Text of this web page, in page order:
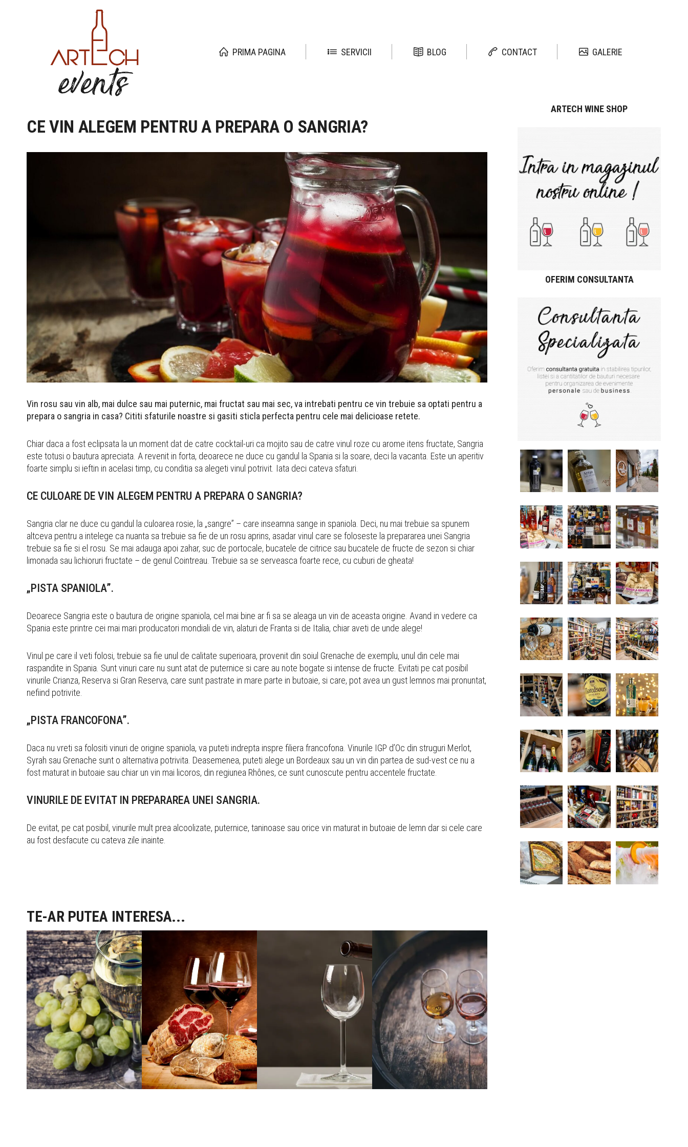
PRIMA PAGINA SERVICII BLOG CONTACT GALERIE
CE VIN ALEGEM PENTRU A PREPARA O SANGRIA?
Vin rosu sau vin alb, mai dulce sau mai puternic, mai fructat sau mai sec, va intrebati pentru ce vin trebuie sa optati pentru a
prepara o sangria in casa? Cititi sfaturile noastre si gasiti sticla perfecta pentru cele mai delicioase retete.
Chiar daca a fost eclipsata la un moment dat de catre cocktail-uri ca mojito sau de catre vinul roze cu arome itens fructate, Sangria
este totusi o bautura apreciata. A revenit in forta, deoarece ne duce cu gandul la Spania si la soare, deci la vacanta. Este un aperitiv
foarte simplu si ieftin in acelasi timp, cu conditia sa alegeti vinul potrivit. Iata deci cateva sfaturi.
CE CULOARE DE VIN ALEGEM PENTRU A PREPARA O SANGRIA?
Sangria clar ne duce cu gandul la culoarea rosie, la „sangre” – care inseamna sange in spaniola. Deci, nu mai trebuie sa spunem
altceva pentru a intelege ca nuanta sa trebuie sa fie de un rosu aprins, asadar vinul care se foloseste la prepararea unei Sangria
trebuie sa fie si el rosu. Se mai adauga apoi zahar, suc de portocale, bucatele de citrice sau bucatele de fructe de sezon si chiar
limonada sau lichioruri fructate – de genul Cointreau. Trebuie sa se serveasca foarte rece, cu cuburi de gheata!
„PISTA SPANIOLA”.
Deoarece Sangria este o bautura de origine spaniola, cel mai bine ar fi sa se aleaga un vin de aceasta origine. Avand in vedere ca
Spania este printre cei mai mari producatori mondiali de vin, alaturi de Franta si de Italia, chiar aveti de unde alege!
Vinul pe care il veti folosi, trebuie sa fie unul de calitate superioara, provenit din soiul Grenache de exemplu, unul din cele mai
raspandite in Spania. Sunt vinuri care nu sunt atat de puternice si care au note bogate si intense de fructe. Evitati pe cat posibil
vinurile Crianza, Reserva si Gran Reserva, care sunt pastrate in mare parte in butoaie, si care, pot avea un gust lemnos mai pronuntat,
nefiind potrivite.
„PISTA FRANCOFONA”.
Daca nu vreti sa folositi vinuri de origine spaniola, va puteti indrepta inspre filiera francofona. Vinurile IGP d’Oc din struguri Merlot,
Syrah sau Grenache sunt o alternativa potrivita. Deasemenea, puteti alege un Bordeaux sau un vin din partea de sud-vest ce nu a
fost maturat in butoaie sau chiar un vin mai licoros, din regiunea Rhônes, ce sunt cunoscute pentru accentele fructate.
VINURILE DE EVITAT IN PREPARAREA UNEI SANGRIA.
De evitat, pe cat posibil, vinurile mult prea alcoolizate, puternice, taninoase sau orice vin maturat in butoaie de lemn dar si cele care
au fost desfacute cu cateva zile inainte.
TE-AR PUTEA INTERESA...
ARTECH WINE SHOP
OFERIM CONSULTANTA